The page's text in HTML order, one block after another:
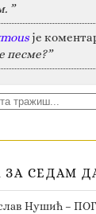
”
је
песме?”
СЕДАМ
Нушић –